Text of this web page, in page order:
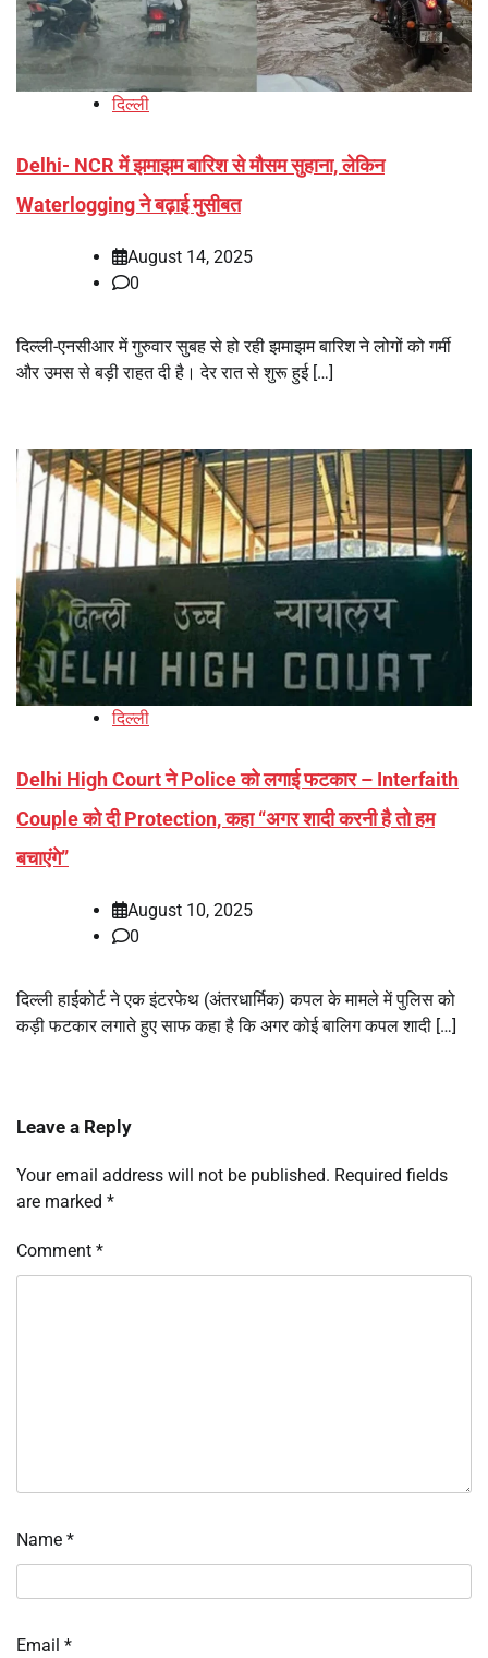
दिल्ली
Delhi- NCR में झमाझम बारिश से मौसम सुहाना, लेकिन
Waterlogging ने बढ़ाई मुसीबत
August 14, 2025
0
दिल्ली-एनसीआर में गुरुवार सुबह से हो रही झमाझम बारिश ने लोगों को गर्मी
और उमस से बड़ी राहत दी है। देर रात से शुरू हुई […]
दिल्ली
Delhi High Court ने Police को लगाई फटकार – Interfaith
Couple को दी Protection, कहा “अगर शादी करनी है तो हम
बचाएंगे”
August 10, 2025
0
दिल्ली हाईकोर्ट ने एक इंटरफेथ (अंतरधार्मिक) कपल के मामले में पुलिस को
कड़ी फटकार लगाते हुए साफ कहा है कि अगर कोई बालिग कपल शादी […]
Leave a Reply
Your email address will not be published. Required fields
are marked *
Comment *
Name *
Email *